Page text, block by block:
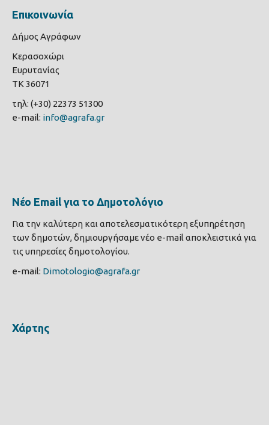
Επικοινωνία
Δήμος Αγράφων
Κερασοχώρι
Ευρυτανίας
ΤΚ 36071
τηλ: (+30) 22373 51300
e-mail: info@agrafa.gr
Νέο Email για το Δημοτολόγιο
Για την καλύτερη και αποτελεσματικότερη εξυπηρέτηση
των δημοτών, δημιουργήσαμε νέο e-mail αποκλειστικά για
τις υπηρεσίες δημοτολογίου.
e-mail: Dimotologio@agrafa.gr
Χάρτης